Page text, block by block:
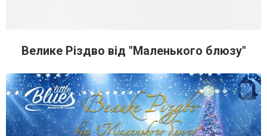
Велике Різдво від "Маленького блюзу"